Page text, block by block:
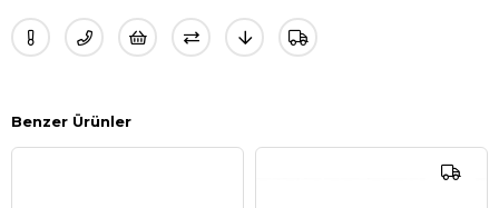
Benzer Ürünler